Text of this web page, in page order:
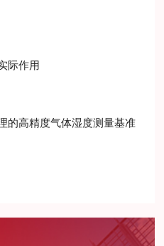
际作用
的高精度气体湿度测量基准